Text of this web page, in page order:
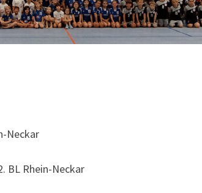
Neckar
BL Rhein-Neckar